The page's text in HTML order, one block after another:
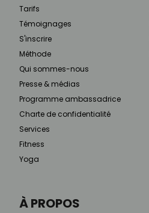
À PROPOS
Tarifs
Témoignages
S'inscrire
Méthode
Qui sommes-nous
Presse & médias
Programme ambassadrice
Charte de confidentialité
Services
Fitness
Yoga